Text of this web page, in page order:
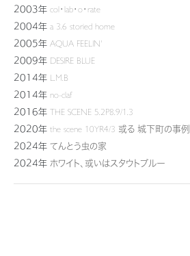
2003年 col・lab・o・rate
2004年 a 3.6 storied home
2005年 AQUA FEELIN'
2009年 DESIRE BLUE
2014年 L.M.B
2014年 no-claf
2016年 THE SCENE 5.2P8.9/1.3
2020年 the scene 10YR4/3 或る 城下町の事例
2024年 てんとう虫の家
2024年 ホワイト、或いはスタウトブルー